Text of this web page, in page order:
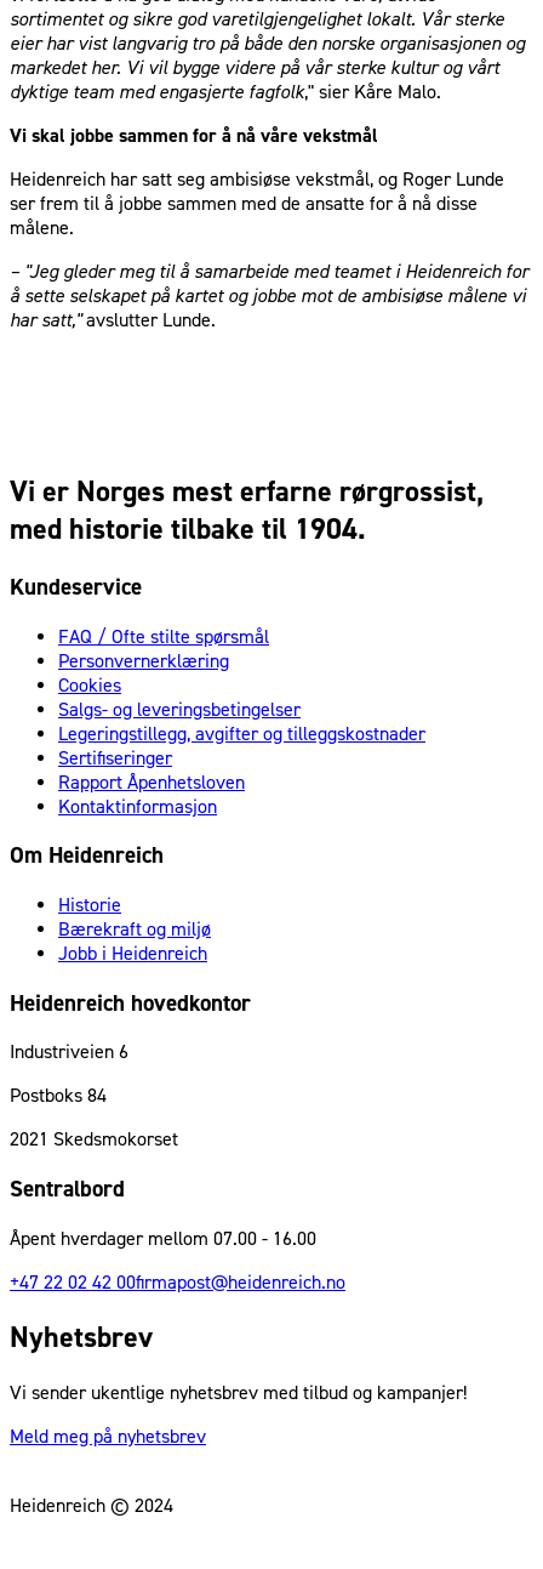
sortimentet og sikre god varetilgjengelighet lokalt. Vår sterke
eier har vist langvarig tro på både den norske organisasjonen og
markedet her. Vi vil bygge videre på vår sterke kultur og vårt
dyktige team med engasjerte fagfolk," sier Kåre Malo.
Vi skal jobbe sammen for å nå våre vekstmål
Heidenreich har satt seg ambisiøse vekstmål, og Roger Lunde
ser frem til å jobbe sammen med de ansatte for å nå disse
målene.
– "Jeg gleder meg til å samarbeide med teamet i Heidenreich for
å sette selskapet på kartet og jobbe mot de ambisiøse målene vi
har satt,"avslutter Lunde.
Vi er Norges mest erfarne rørgrossist,
med historie tilbake til 1904.
Kundeservice
FAQ / Ofte stilte spørsmål
Personvernerklæring
Cookies
Salgs- og leveringsbetingelser
Legeringstillegg, avgifter og tilleggskostnader
Sertifiseringer
Rapport Åpenhetsloven
Kontaktinformasjon
Om Heidenreich
Historie
Bærekraft og miljø
Jobb i Heidenreich
Heidenreich hovedkontor
Industriveien 6
Postboks 84
2021 Skedsmokorset
Sentralbord
Åpent hverdager mellom 07.00 - 16.00
+47 22 02 42 00firmapost@heidenreich.no
Nyhetsbrev
Vi sender ukentlige nyhetsbrev med tilbud og kampanjer!
Meld meg på nyhetsbrev
Heidenreich © 2024